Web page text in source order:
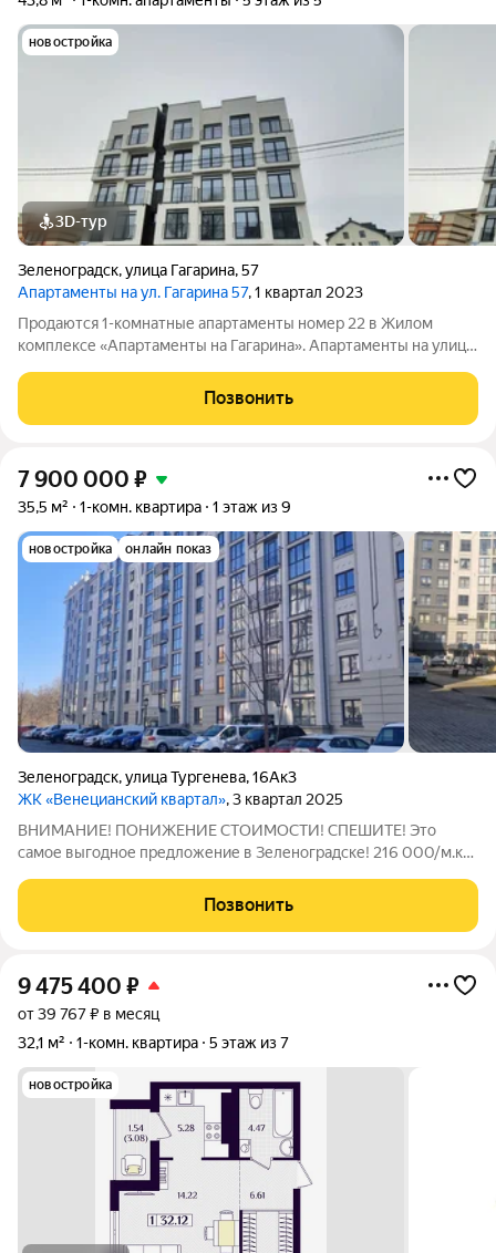
новостройка
3D-тур
Зеленоградск,улица Гагарина,57
Апартаменты на ул. Гагарина 57, 1 квартал 2023
Продаются 1-комнатные апартаменты номер 22 в Жилом
комплексе «Апартаменты на Гагарина». Апартаменты на улице
Застройщиком спроектированы апартаменты с различными
планировками. Внутренняя
Позвонить
7 900 000 ₽
35,5 м² 1-комн. квартира 1 этаж из 9
новостройка онлайн показ
Зеленоградск,улица Тургенева,16Ак3
ЖК «Венецианский квартал», 3 квартал 2025
ВНИМАНИЕ! ПОНИЖЕНИЕ СТОИМОСТИ! СПЕШИТЕ! Это
самое выгодное предложение в Зеленоградске! 216 000/м.кв.
РЕМОНТУ, А УЖЕ ЧЕРЕЗ МЕСЯЦ ЖИТЬ НА ПОБЕРЕЖЬЕ ИЛИ
ПОЛУЧАТЬ ДОХОД ОТ СДАЧИ В АРЕНДУ! Квартира
Позвонить
9 475 400 ₽
от 39 767 ₽ в месяц
32,1 м²
1-комн. квартира 5 этаж из 7
новостройка